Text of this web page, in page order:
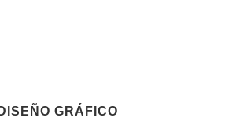
DISEÑO GRÁFICO